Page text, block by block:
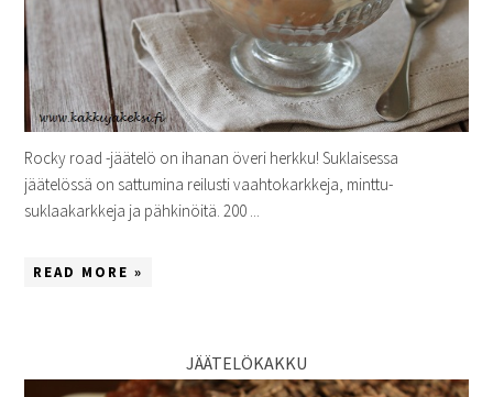
Rocky road -jäätelö on ihanan överi herkku! Suklaisessa
jäätelössä on sattumina reilusti vaahtokarkkeja, minttu-
suklaakarkkeja ja pähkinöitä. 200 ...
READ MORE »
JÄÄTELÖKAKKU